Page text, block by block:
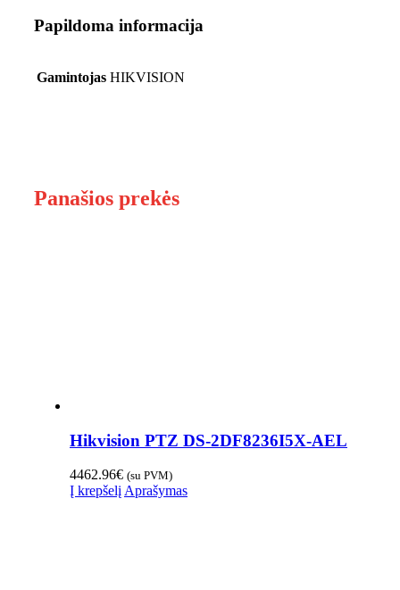
Papildoma informacija
Gamintojas HIKVISION
Panašios prekės
Hikvision PTZ DS-2DF8236I5X-AEL
4462.96€ (su PVM)
Į krepšelį Aprašymas